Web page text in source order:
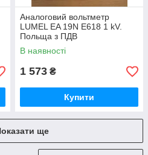
Аналоговий вольтметр
LUMEL EA 19N E618 1 kV.
Польща з ПДВ
В наявності
1 573 ₴
Купити
ще